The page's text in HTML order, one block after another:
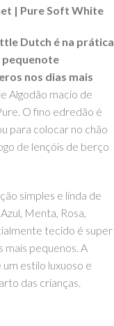
| Pure Soft White
Dutch é na prática
pequenote
nos dias mais
Algodão macio de
O fino edredão é
para colocar no chão
de lençóis de berço
simples e linda de
Menta, Rosa,
tecido é super
pequenos. A
estilo luxuoso e
das crianças.